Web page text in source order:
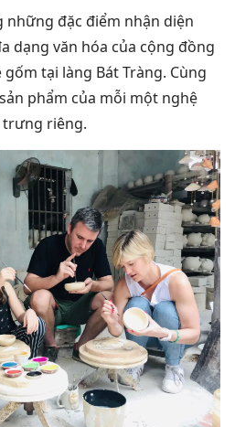
đặc điểm nhận diện
dạng văn hóa của cộng đồng
tại làng Bát Tràng. Cùng
phẩm của mỗi một nghệ
trưng riêng.